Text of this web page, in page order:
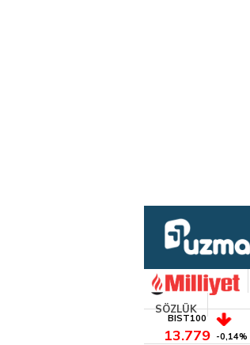
SÖZLÜK
BIST100
13.779 -0,14%